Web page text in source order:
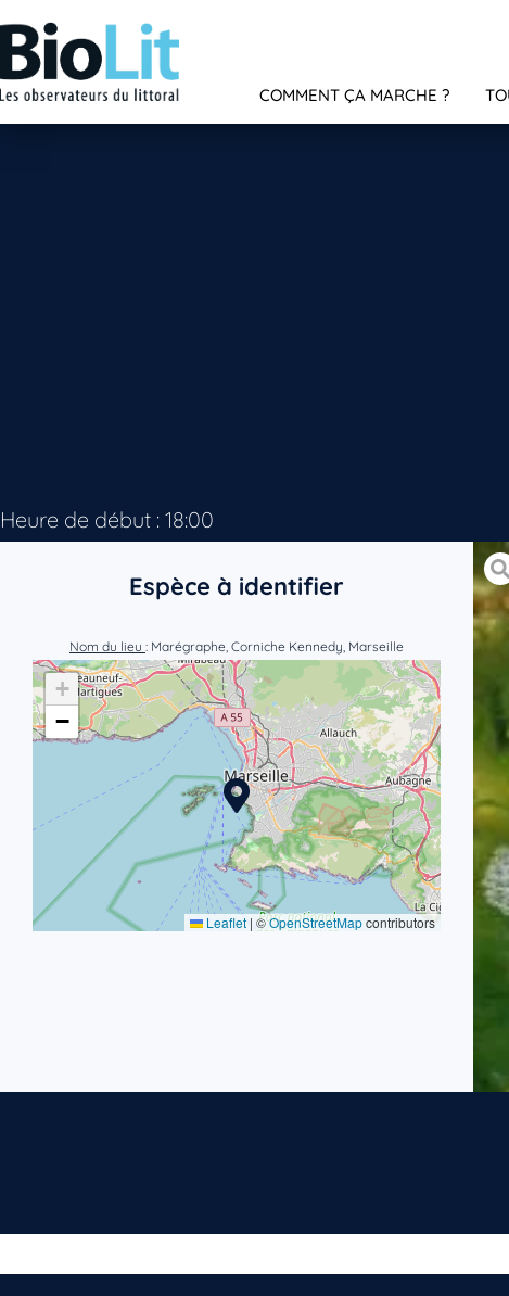
COMMENT ÇA MARCHE ?
Heure de début : 18:00
Espèce à identifier
Nom du lieu : Marégraphe, Corniche Kennedy, Marseille
+
−
Leaflet | ©OpenStreetMapcontributors